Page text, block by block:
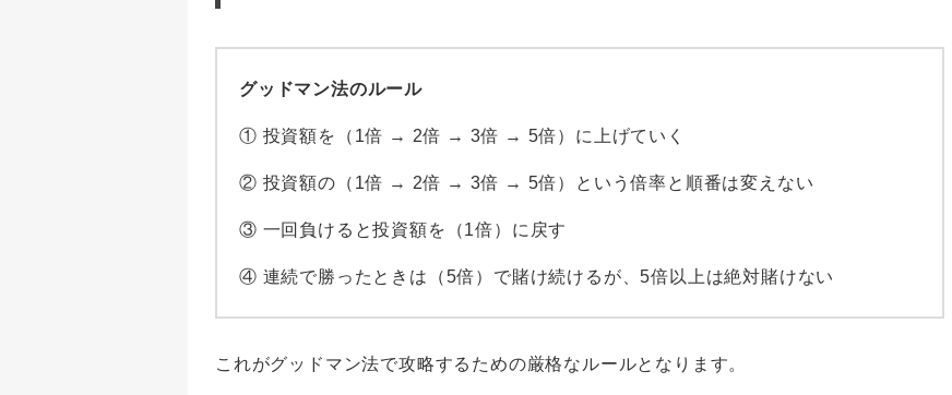
グッドマン法のルール
① 投資額を（1倍 → 2倍 → 3倍 → 5倍）に上げていく
② 投資額の（1倍 → 2倍 → 3倍 → 5倍）という倍率と順番は変えない
③ 一回負けると投資額を（1倍）に戻す
④ 連続で勝ったときは（5倍）で賭け続けるが、5倍以上は絶対賭けない
これがグッドマン法で攻略するための厳格なルールとなります。